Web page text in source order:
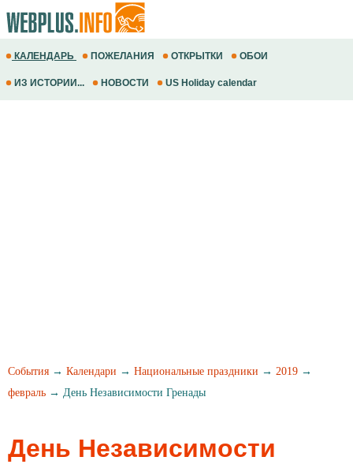
КАЛЕНДАРЬ ПОЖЕЛАНИЯ ОТКРЫТКИ ОБОИ
ИЗ ИСТОРИИ... НОВОСТИ US Holiday calendar
События → Календари → Национальные праздники → 2019 →
февраль → День Независимости Гренады
День Независимости